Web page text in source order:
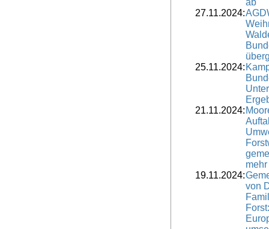
ab
27.11.2024:
25.11.2024:
21.11.2024:
19.11.2024:
von